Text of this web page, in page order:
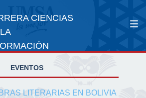
CIENCIAS
EVENTOS
LITERARIAS EN BOLIVIA